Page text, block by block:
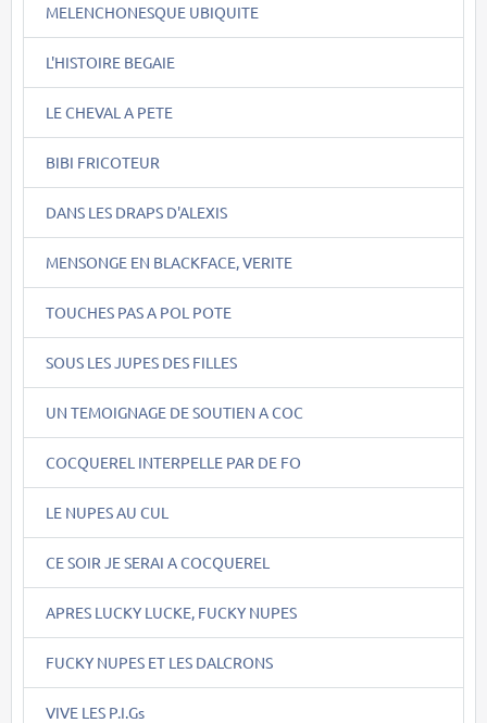
MELENCHONESQUE UBIQUITE
L'HISTOIRE BEGAIE
LE CHEVAL A PETE
BIBI FRICOTEUR
DANS LES DRAPS D'ALEXIS
MENSONGE EN BLACKFACE, VERITE
TOUCHES PAS A POL POTE
SOUS LES JUPES DES FILLES
UN TEMOIGNAGE DE SOUTIEN A COC
COCQUEREL INTERPELLE PAR DE FO
LE NUPES AU CUL
CE SOIR JE SERAI A COCQUEREL
APRES LUCKY LUCKE, FUCKY NUPES
FUCKY NUPES ET LES DALCRONS
VIVE LES P.I.Gs